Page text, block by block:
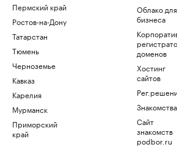
Пермский край
Ростов-на-Дону
Татарстан
Тюмень
Черноземье
Кавказ
Карелия
Мурманск
Приморский
край
Облако для
бизнеса
доменов
Хостинг
сайтов
Знакомства
Сайт
знакомств
podbor.ru